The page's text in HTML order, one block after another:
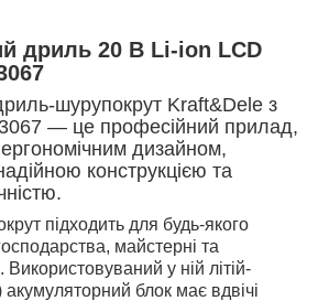
дриль 20 В Li-ion LCD
шурупокрут Kraft&Dele з
— це професійний прилад,
дизайном,
конструкцією та
підходить для будь-якого
майстерні та
Використовуваний у ній літій-
акумуляторний блок має вдвічі